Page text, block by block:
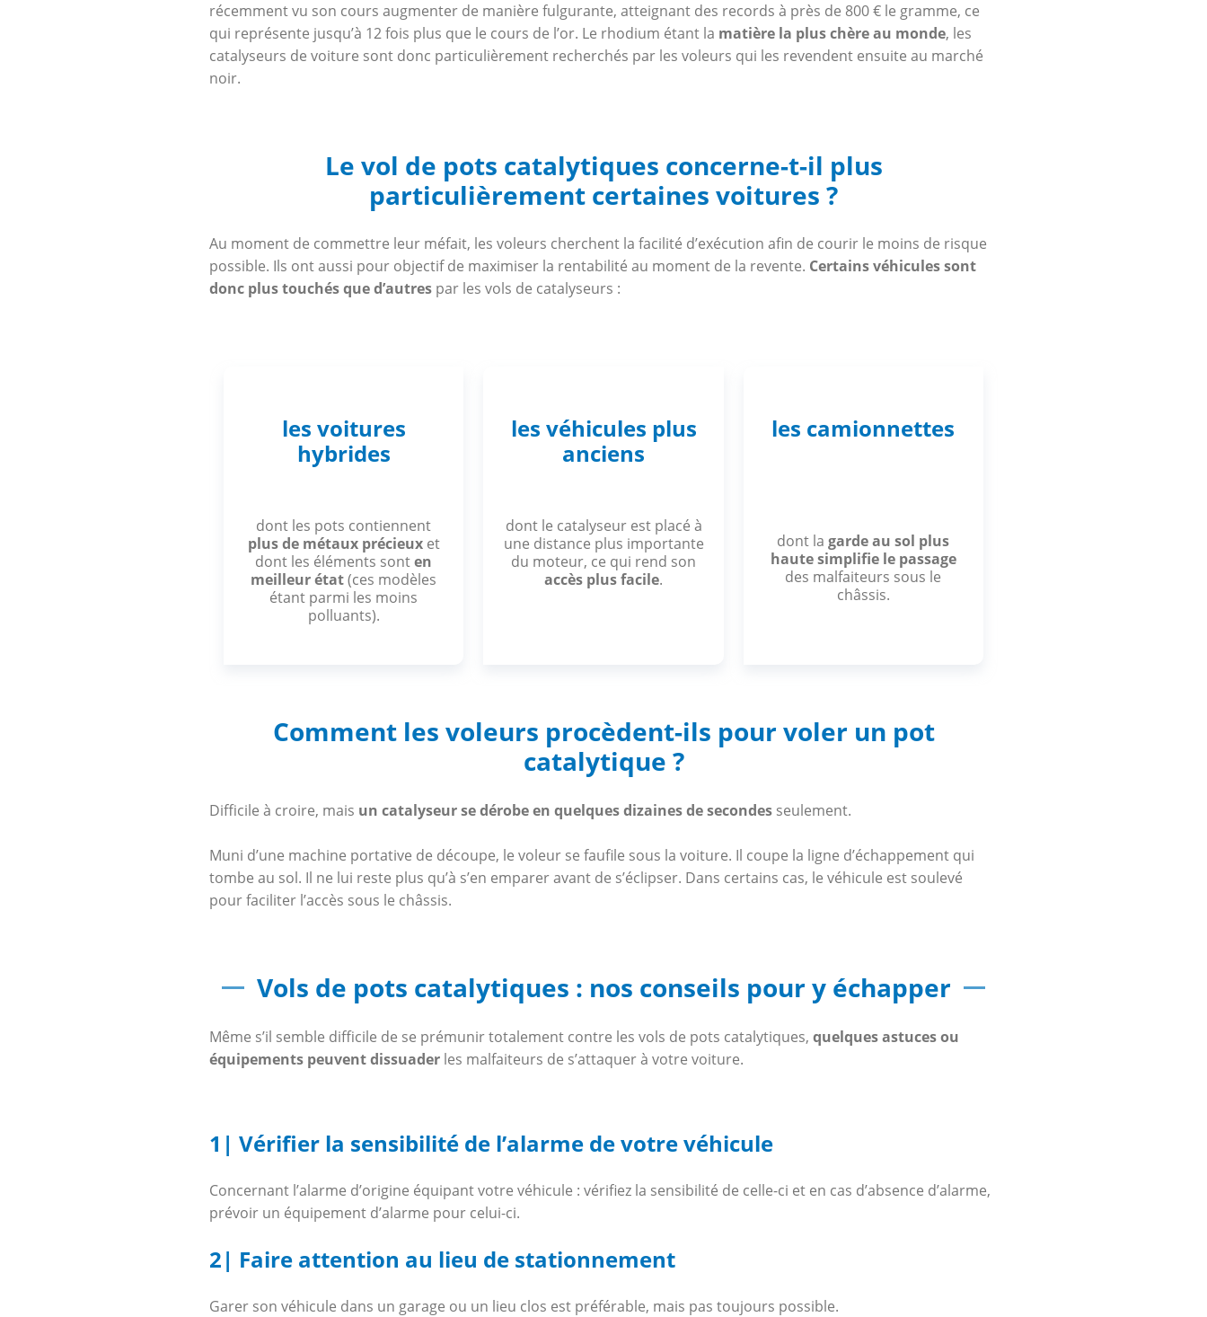
récemment vu son cours augmenter de manière fulgurante, atteignant des records à près de 800 € le gramme, ce
qui représente jusqu’à 12 fois plus que le cours de l’or. Le rhodium étant la matière la plus chère au monde, les
catalyseurs de voiture sont donc particulièrement recherchés par les voleurs qui les revendent ensuite au marché
noir.
Le vol de pots catalytiques concerne-t-il plus
particulièrement certaines voitures ?
Au moment de commettre leur méfait, les voleurs cherchent la facilité d’exécution afin de courir le moins de risque
possible. Ils ont aussi pour objectif de maximiser la rentabilité au moment de la revente. Certains véhicules sont
donc plus touchés que d’autres par les vols de catalyseurs :
les voitures
hybrides
dont les pots contiennent
plus de métaux précieux et
dont les éléments sonten
meilleur état(ces modèles
étant parmi les moins
polluants).
les véhicules plus
anciens
dont le catalyseur est placé à
une distance plus importante
du moteur, ce qui rend son
accès plus facile.
les camionnettes
dont lagarde au sol plus
haute simplifie le passage
des malfaiteurs sous le
châssis.
Comment les voleurs procèdent-ils pour voler un pot
catalytique ?
Difficile à croire, mais un catalyseur se dérobe en quelques dizaines de secondes seulement.
Muni d’une machine portative de découpe, le voleur se faufile sous la voiture. Il coupe la ligne d’échappement qui
tombe au sol. Il ne lui reste plus qu’à s’en emparer avant de s’éclipser. Dans certains cas, le véhicule est soulevé
pour faciliter l’accès sous le châssis.
Vols de pots catalytiques : nos conseils pour y échapper
Même s’il semble difficile de se prémunir totalement contre les vols de pots catalytiques, quelques astuces ou
équipements peuvent dissuader les malfaiteurs de s’attaquer à votre voiture.
1| Vérifier la sensibilité de l’alarme de votre véhicule
Concernant l’alarme d’origine équipant votre véhicule : vérifiez la sensibilité de celle-ci et en cas d’absence d’alarme,
prévoir un équipement d’alarme pour celui-ci.
2| Faire attention au lieu de stationnement
Garer son véhicule dans un garage ou un lieu clos est préférable, mais pas toujours possible.